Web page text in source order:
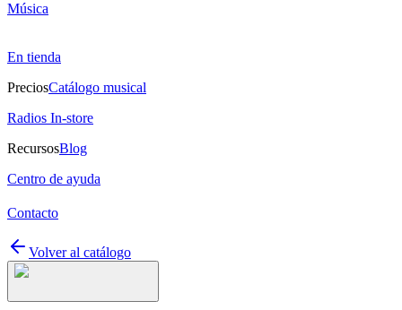
Música
En tienda
PreciosCatálogo musical
Radios In-store
RecursosBlog
Centro de ayuda
Contacto
Volver al catálogo